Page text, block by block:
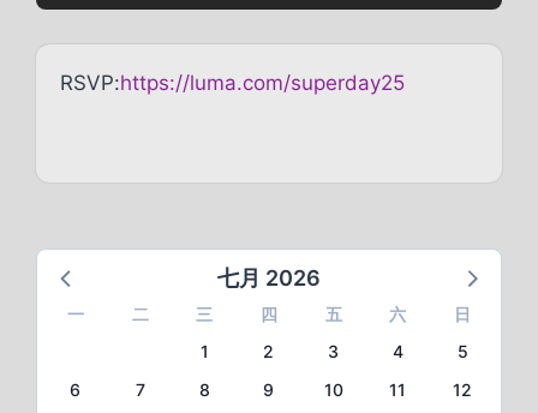
RSVP:https://luma.com/superday25
七月 2026
一 二 三 四 五 六
日
1
2 3 4
5
6
7 8 9 10 11
12